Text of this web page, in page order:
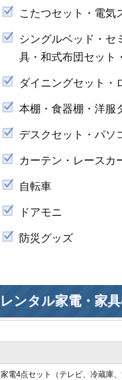
こたつセット・電気
シングルベッド・セ
具・和式布団セット
ダイニングセット・
本棚・食器棚・洋服
デスクセット・パソ
カーテン・レースカ
自転車
ドアモニ
防災グッズ
レンタル家電・家
家電4点セット（テレビ、冷蔵庫、